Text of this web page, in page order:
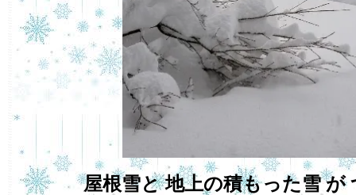
屋根雪と 地上の積もった雪 が